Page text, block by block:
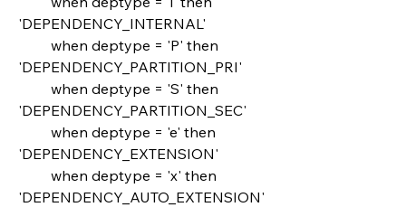
'DEPENDENCY_INTERNAL'
'DEPENDENCY_PARTITION_PRI'
'DEPENDENCY_PARTITION_SEC'
'DEPENDENCY_EXTENSION'
'DEPENDENCY_AUTO_EXTENSION'